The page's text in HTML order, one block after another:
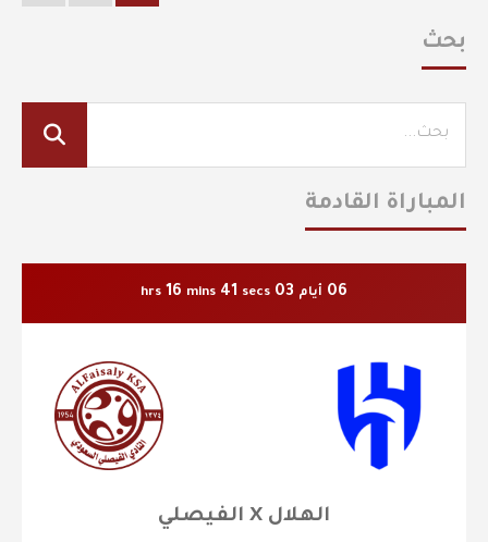
بحث
المباراة القادمة
06 أيام 03
hrs 16 mins 41 secs
الهلال X الفيصلي